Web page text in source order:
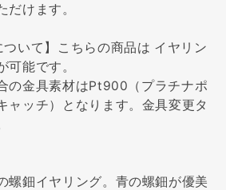
だけます。
いて】こちらの商品は イヤリン
可能です。
の金具素材はPt900（プラチナポ
ャッチ）となります。金具変更タ
螺鈿イヤリング。青の螺鈿が優美